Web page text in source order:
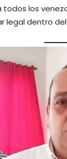
todos los
legal dentro